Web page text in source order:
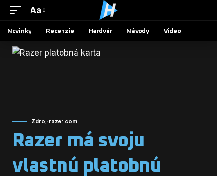
Aa
Novinky Recenzie Hardvér Návody Video
Zdroj: razer.com
Razer má svoju
vlastnú platobnú